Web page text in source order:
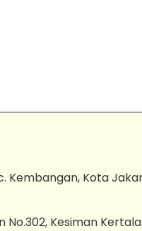
Kembangan, Kota
Kesiman